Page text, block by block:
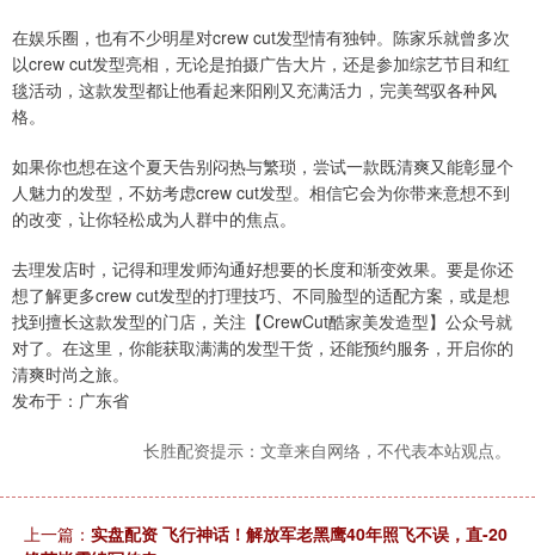
在娱乐圈，也有不少明星对crew cut发型情有独钟。陈家乐就曾多次
以crew cut发型亮相，无论是拍摄广告大片，还是参加综艺节目和红
毯活动，这款发型都让他看起来阳刚又充满活力，完美驾驭各种风
格。
如果你也想在这个夏天告别闷热与繁琐，尝试一款既清爽又能彰显个
人魅力的发型，不妨考虑crew cut发型。相信它会为你带来意想不到
的改变，让你轻松成为人群中的焦点。
去理发店时，记得和理发师沟通好想要的长度和渐变效果。要是你还
想了解更多crew cut发型的打理技巧、不同脸型的适配方案，或是想
找到擅长这款发型的门店，关注【CrewCut酷家美发造型】公众号就
对了。在这里，你能获取满满的发型干货，还能预约服务，开启你的
清爽时尚之旅。
发布于：广东省
长胜配资提示：文章来自网络，不代表本站观点。
上一篇： 实盘配资 飞行神话！解放军老黑鹰40年照飞不误，直-20